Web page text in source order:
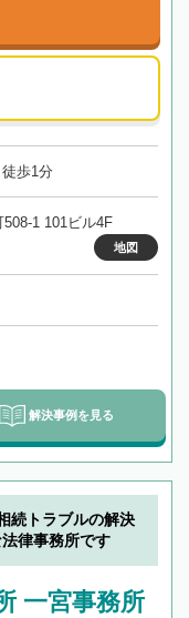
歩1分
1 101ビル4F
地図
解決事例を見る
続トラブルの解決
律事務所です
一宮事務所